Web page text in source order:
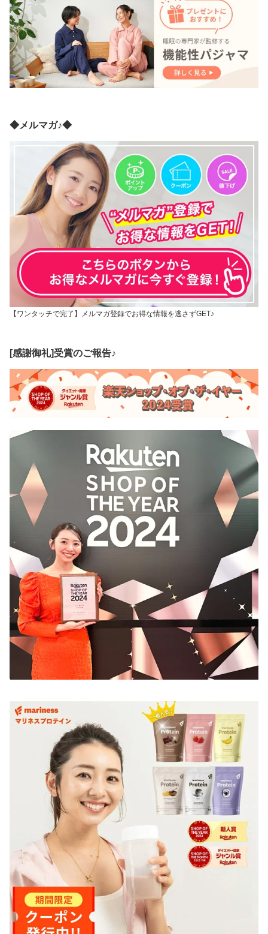
◆メルマガ♪◆
【ワンタッチで完了】メルマガ登録でお得な情報を逃さずGET♪
[感謝御礼]受賞のご報告♪